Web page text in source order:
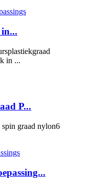
in ...
P...
spin graad nylon6